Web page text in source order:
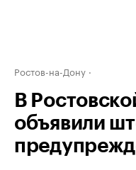
Ростов-на-Дону
В
объявили